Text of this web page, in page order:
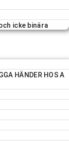
icke binära
HÄNDER HOS A